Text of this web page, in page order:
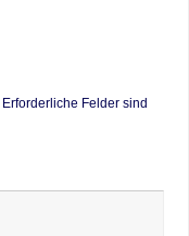
Erforderliche Felder sind